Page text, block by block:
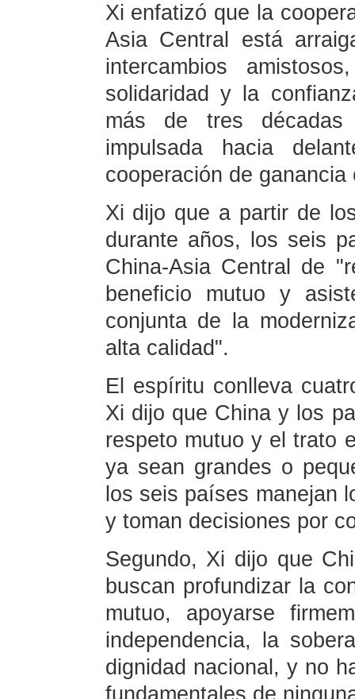
Xi enfatizó que la
Asia Central está
intercambios
solidaridad y la
más de tres
impulsada hacia
cooperación de
Xi dijo que a partir de
durante años, los seis
China-Asia Central de
beneficio mutuo y
conjunta de la
alta calidad".
El espíritu conlleva
Xi dijo que China y los
respeto mutuo y el trato
ya sean grandes o
los seis países manejan
y toman decisiones por
Segundo, Xi dijo que
buscan profundizar la
mutuo, apoyarse
independencia, la
dignidad nacional, y no
fundamentales de